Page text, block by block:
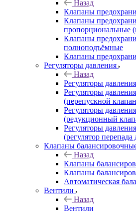
Назад
Клапаны
Клапаны
пропорциональные
Клапаны
полноподъёмные
Клапаны
Регуляторы давления
Назад
Регуляторы давления
Регуляторы
(перепускной
Регуляторы
(редукционный
Регуляторы
(регулятор перепада
Клапаны
Назад
Клапаны
Клапаны
Автоматическая
Вентили
Назад
Вентили